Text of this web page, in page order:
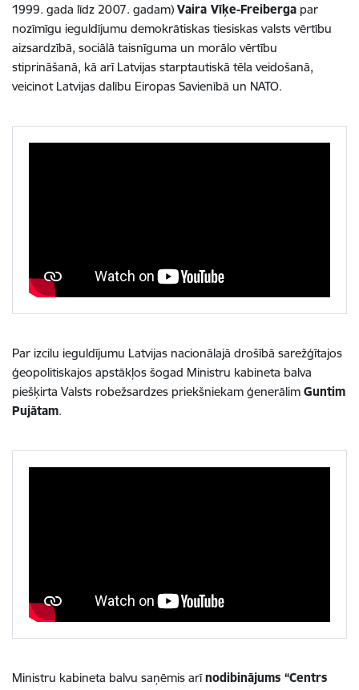
1999. gada līdz 2007. gadam) Vaira Vīķe-Freiberga par
nozīmīgu ieguldījumu demokrātiskas tiesiskas valsts vērtību
aizsardzībā, sociālā taisnīguma un morālo vērtību
stiprināšanā, kā arī Latvijas starptautiskā tēla veidošanā,
veicinot Latvijas dalību Eiropas Savienībā un NATO.
Par izcilu ieguldījumu Latvijas nacionālajā drošībā sarežģītajos
ģeopolitiskajos apstākļos šogad Ministru kabineta balva
piešķirta Valsts robežsardzes priekšniekam ģenerālim Guntim
Pujātam.
Ministru kabineta balvu saņēmis arīnodibinājums “Centrs